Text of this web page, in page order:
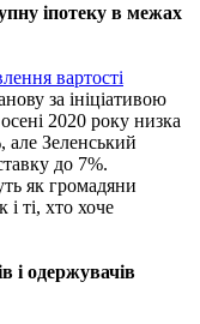
іпотеку в межах
вартості
за ініціативою
2020 року низка
але Зеленський
до 7%.
як громадяни
і ті, хто хоче
і одержувачів